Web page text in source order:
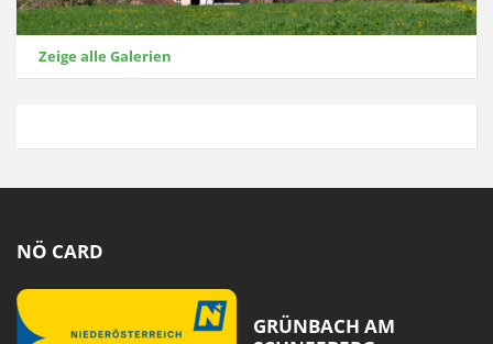
Zeige alle Galerien
NÖ CARD
GRÜNBACH AM